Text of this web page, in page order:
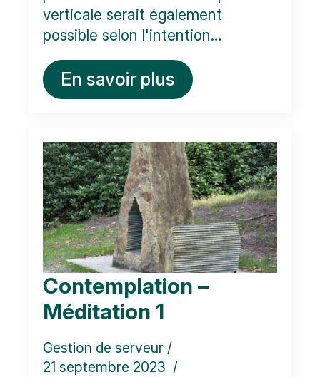
verticale serait également
possible selon l'intention…
En savoir plus
Contemplation –
Méditation 1
Gestion de serveur
21 septembre 2023